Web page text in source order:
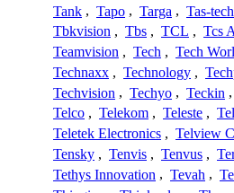
Tank , Tapo , Targa , Tas-tech
Tbkvision , Tbs , TCL , Tcs
Teamvision , Tech , Tech
Technaxx , Technology ,
Techvision , Techyo , Teckin ,
Telco , Telekom , Teleste ,
Teletek Electronics , Telview
Tensky , Tenvis , Tenvus ,
Tethys Innovation , Tevah ,